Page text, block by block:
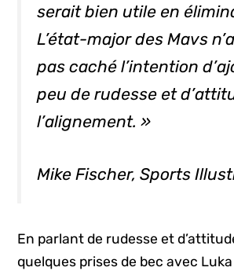
serait bien utile en
L’état-major des Mavs
pas caché l’intention
peu de rudesse et
l’alignement. »
Mike Fischer, Sports
En parlant de rudesse et
quelques prises de bec avec